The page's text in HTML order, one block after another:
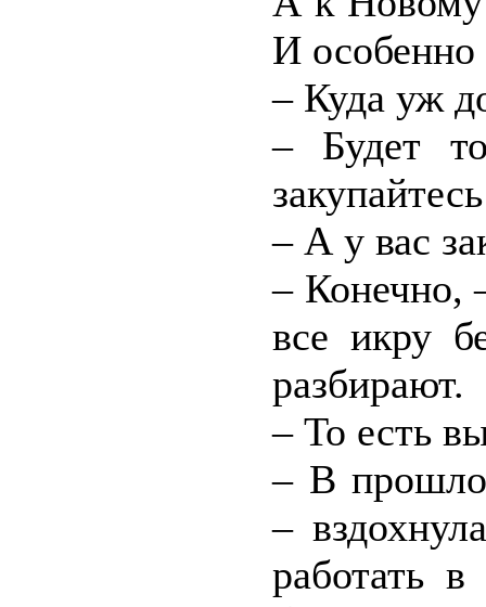
И особенно
– Куда уж
– Будет
– А у вас
– Конечно,
все икру
разбирают.
– То есть
– В
–
работать